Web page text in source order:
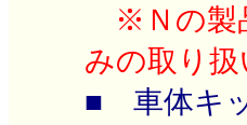
※Ｎの製
みの取り扱
■ 車体キ